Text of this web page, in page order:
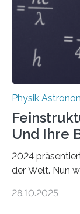
Physik
Und Ihre
2024
der Welt. Nun
fundamentalen
28.10.2025